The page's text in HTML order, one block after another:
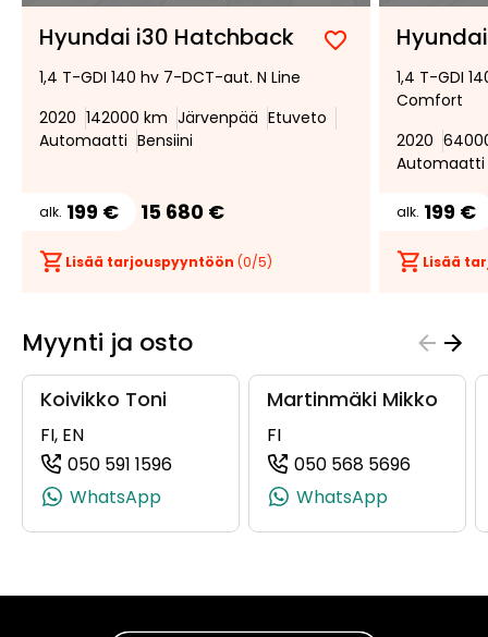
Hyundai i30 Hatchback
Lisää
suosikiksi
Poista
suosikeista
1,4 T-GDI 140 hv 7-DCT-aut. N Line
2020 142000 km Järvenpää Etuveto
Automaatti Bensiini
alk. 199 € 15 680 €
Lisää tarjouspyyntöön (0/5)
1,4 T-GDI
Comfort
2020
Automaatti
alk. 199 €
Lisää
Myynti ja osto
Koivikko Toni
FI, EN
050 591 1596
(+358505911596, 0505911596, +358
WhatsApp
Martinmäki Mikko
FI
050 568 5696
WhatsApp